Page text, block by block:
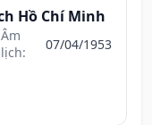
Hồ Chí Minh
Âm
lịch:
07/04/1953